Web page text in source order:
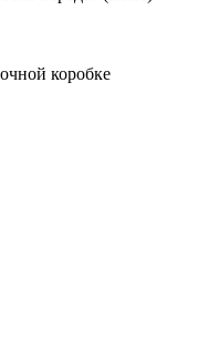
коробке